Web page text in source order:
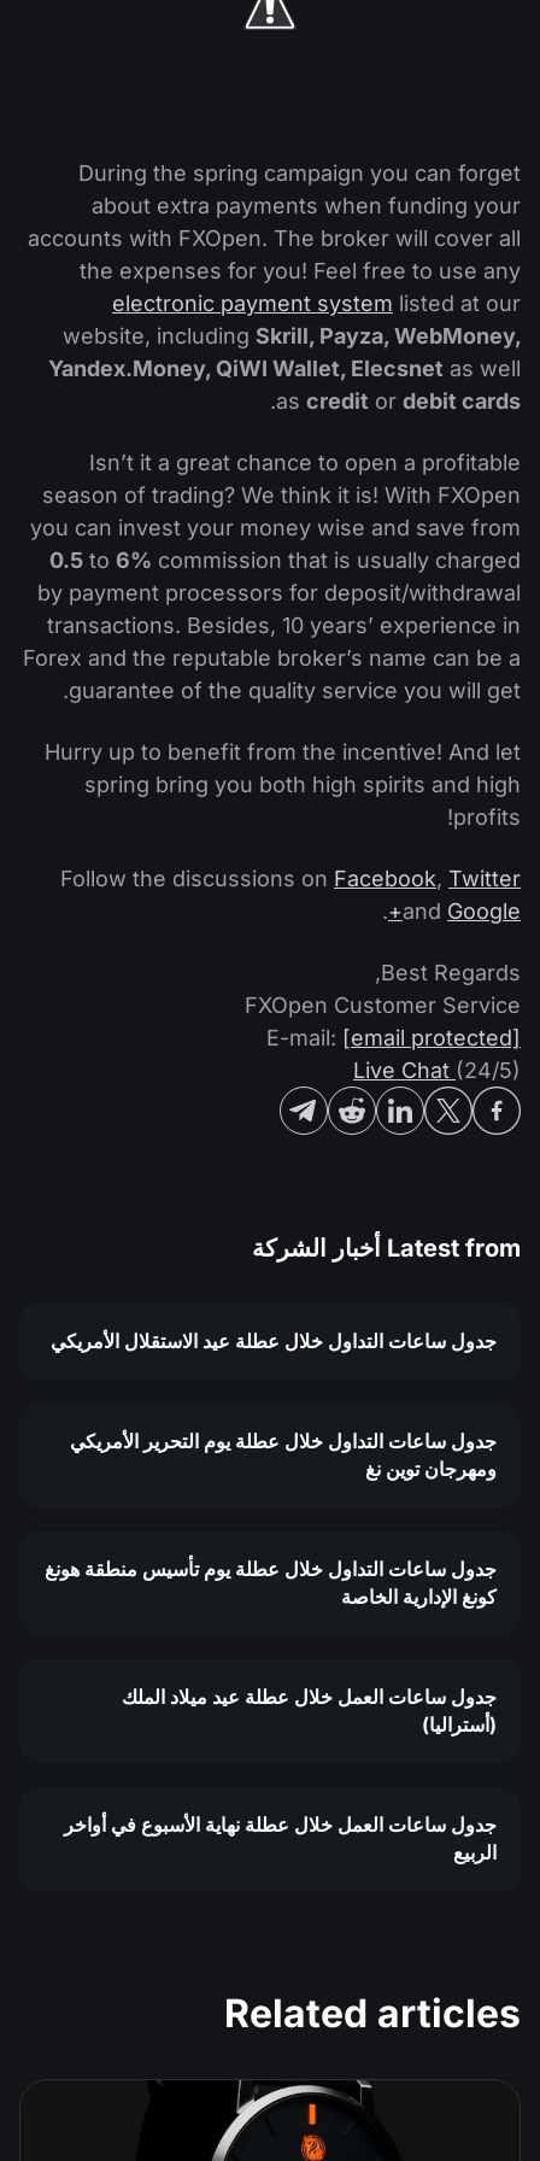
التداول في صناديق الإستثمار المتداولة (ETF)
ما هو تداوُل عقود الفروقات (CFD)؟
ما هو التداوُل عبر شبكة الاتصالات الإلكترونية (ECN)؟
ما هو وسيط الفوركس؟
During the spring campaign you can forget
about extra payments when funding your
accounts with FXOpen. The broker will cover all
the expenses for you! Feel free to use any
electronic payment system listed at our
website, including Skrill, Payza, WebMoney,
Yandex.Money, QiWI Wallet, Elecsnet as well
as credit or debit cards
.
Isn’t it a great chance to open a profitable
season of trading? We think it is! With FXOpen
you can invest your money wise and save from
0.5 to 6% commission that is usually charged
by payment processors for deposit/withdrawal
transactions. Besides, 10 years’ experience in
Forex and the reputable broker’s name can be a
guarantee of the quality service you will get.
Hurry up to benefit from the incentive! And let
spring bring you both high spirits and high
profits!
Follow the discussions on Facebook, Twitter
and Google+
.
Best Regards,
FXOpen Customer Service
E-mail: [email protected]
Live Chat (24/5)
Latest from أخبار الشركة
جدول ساعات التداول خلال عطلة عيد الاستقلال الأمريكي
جدول ساعات التداول خلال عطلة يوم التحرير الأمريكي
ومهرجان توين نغ
جدول ساعات التداول خلال عطلة يوم تأسيس منطقة هونغ
كونغ الإدارية الخاصة
جدول ساعات العمل خلال عطلة عيد ميلاد الملك
(أستراليا)
جدول ساعات العمل خلال عطلة نهاية الأسبوع في أواخر
الربيع
Related articles